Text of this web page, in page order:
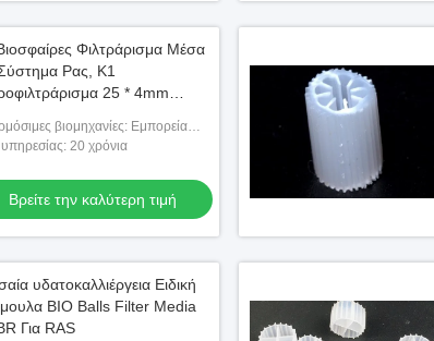
Φιλτράρισμα Μέσα
Ρας, Κ1
25 * 4mm
βιομηχανίες: Εμπορεία
καταστήματα υλικών
Ζωή υπηρεσίας: 20 χρόνια
Βρείτε την καλύτερη τιμή
υδατοκαλλιέργεια Ειδική
BIO Balls Filter Media
Για RAS